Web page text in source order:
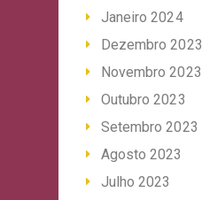
Janeiro 2024
Dezembro 2023
Novembro 2023
Outubro 2023
Setembro 2023
Agosto 2023
Julho 2023